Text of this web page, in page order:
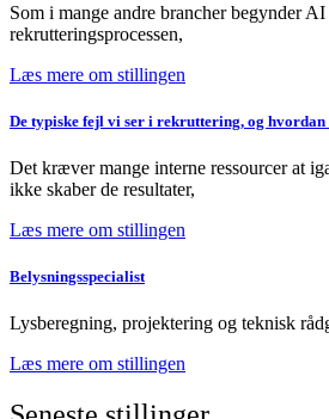
Som i mange andre brancher begynder
rekrutteringsprocessen,
Læs mere om stillingen
De typiske fejl vi ser i rekruttering, og hvordan
Det kræver mange interne ressourcer at
ikke skaber de resultater,
Læs mere om stillingen
Belysningsspecialist
Lysberegning, projektering og teknisk
Læs mere om stillingen